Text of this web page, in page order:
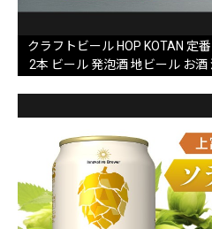
クラフトビール HOP KOTAN 定
2本 ビール 発泡酒 地ビール お酒